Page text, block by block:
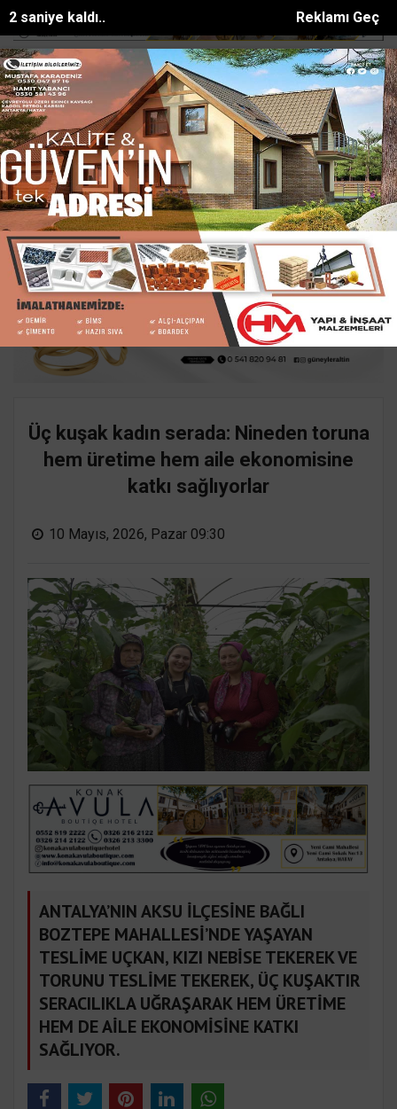
Reklamı Geç
1 saniye kaldı..
SON DAKİKA:
yaylalara kütüphane d... Mersinde patlayan domates
Ana Sayfa GÜNDEM
Üç kuşak kadın serada: Nineden toruna
hem üretime hem aile ekonomisine
katkı sağlıyorlar
10 Mayıs, 2026, Pazar 09:30
ANTALYA’NIN AKSU İLÇESİNE BAĞLI
BOZTEPE MAHALLESİ’NDE YAŞAYAN
TESLİME UÇKAN, KIZI NEBİSE TEKEREK VE
TORUNU TESLİME TEKEREK, ÜÇ KUŞAKTIR
SERACILIKLA UĞRAŞARAK HEM ÜRETİME
HEM DE AİLE EKONOMİSİNE KATKI
SAĞLIYOR.